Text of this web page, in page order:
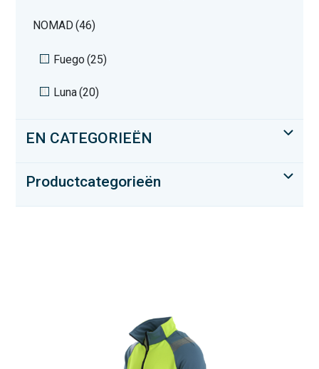
NOMAD (46)
Fuego(25)
Luna(20)
EN CATEGORIEËN
Productcategorieën